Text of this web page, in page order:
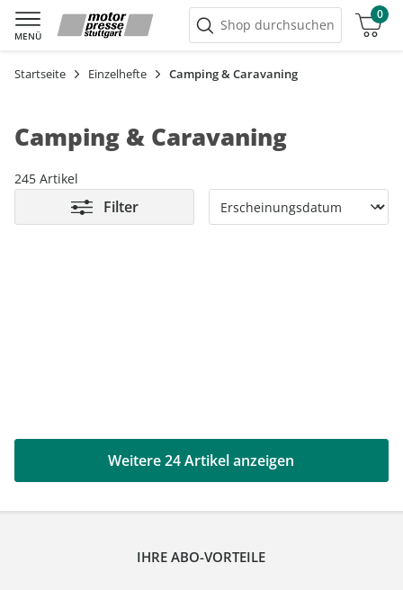
MENÜ
Shop durchsuchen
0
Warenkorb
Startseite Einzelhefte Camping & Caravaning
Camping & Caravaning
245 Artikel
Filter
Weitere 24 Artikel anzeigen
IHRE ABO-VORTEILE